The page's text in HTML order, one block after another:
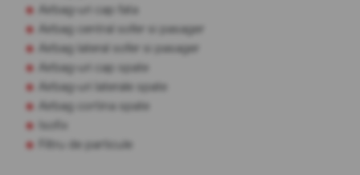
Airbag-uri cap fata
Airbag central sofer si pasager
Airbag lateral sofer si pasager
Airbag-uri cap spate
Airbag-uri laterale spate
Airbag cortina spate
Isofix
Filtru de particule